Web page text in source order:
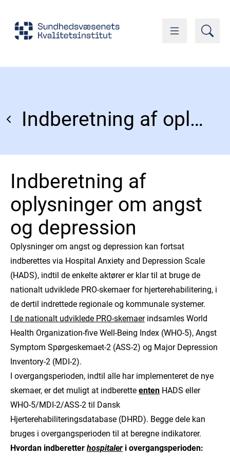
Indberetning af oplysninger om angst og depression
Indberetning af
oplysninger om angst
og depression
Oplysninger om angst og depression kan fortsat
indberettes via Hospital Anxiety and Depression Scale
(HADS), indtil de enkelte aktører er klar til at bruge de
nationalt udviklede PRO-skemaer for hjerterehabilitering, i
de dertil indrettede regionale og kommunale systemer.
I de nationalt udviklede PRO-skemaerindsamles World
Health Organization-five Well-Being Index (WHO-5), Angst
Symptom Spørgeskemaet-2 (ASS-2) og Major Depression
Inventory-2 (MDI-2).
I overgangsperioden, indtil alle har implementeret de nye
skemaer, er det muligt at indberette enten HADS eller
WHO-5/MDI-2/ASS-2 til Dansk
Hjerterehabiliteringsdatabase (DHRD). Begge dele kan
bruges i overgangsperioden til at beregne indikatorer.
Hvordan indberetter hospitaler i overgangsperioden: